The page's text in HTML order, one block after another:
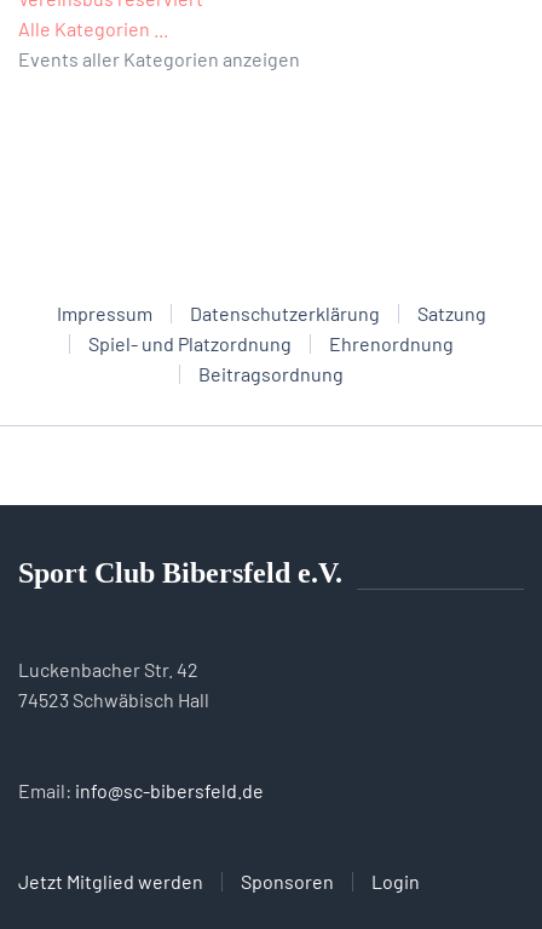
Alle Kategorien ...
Events aller Kategorien anzeigen
Impressum Datenschutzerklärung
Satzung
Spiel- und Platzordnung
Ehrenordnung
Beitragsordnung
Sport Club Bibersfeld e.V.
Luckenbacher Str. 42
74523 Schwäbisch Hall
Email: info@sc-bibersfeld.de
Jetzt Mitglied werden Sponsoren Login